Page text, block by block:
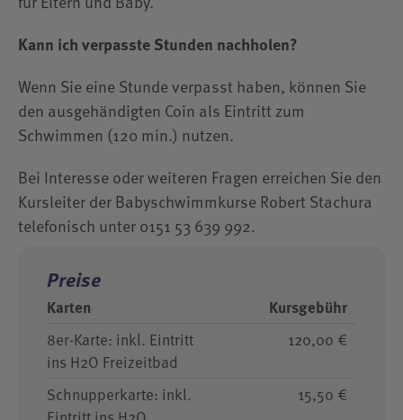
Kann ich verpasste Stunden nachholen?
Wenn Sie eine Stunde verpasst haben, können Sie
den ausgehändigten Coin als Eintritt zum
Schwimmen (120 min.) nutzen.
Bei Interesse oder weiteren Fragen erreichen Sie den
Kursleiter der Babyschwimmkurse Robert Stachura
telefonisch unter 0151 53 639 992.
Preise
Karten
Kursgebühr
8er-Karte: inkl. Eintritt
ins H2O Freizeitbad
120,00 €
Schnupperkarte: inkl.
15,50 €